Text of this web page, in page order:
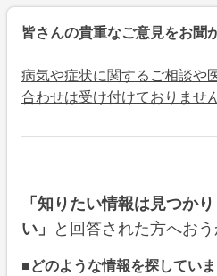
皆さんの貴重なご意見をお聞
病気や症状に関するご相談や
合わせは受け付けておりません
「知りたい情報は見つか
い」 と回答された方へおう
■どのような情報を探してい